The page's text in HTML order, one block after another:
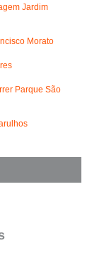
Jardim
Morato
Parque São